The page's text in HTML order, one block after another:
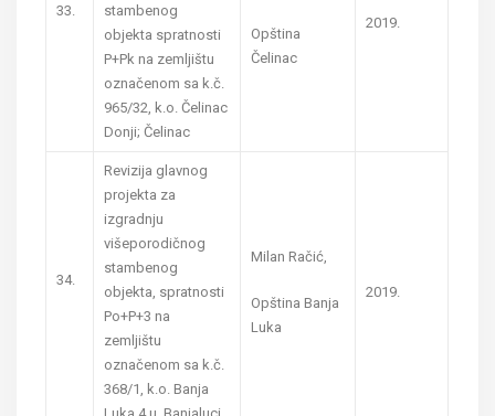
33.
stambenog
objekta spratnosti
P+Pk na zemljištu
označenom sa k.č.
965/32, k.o. Čelinac
Donji; Čelinac
Opština
Čelinac
2019.
34.
Revizija glavnog
projekta za
izgradnju
višeporodičnog
stambenog
objekta, spratnosti
Po+P+3 na
zemljištu
označenom sa k.č.
368/1, k.o. Banja
Milan Račić,
Opština Banja
Luka
2019.